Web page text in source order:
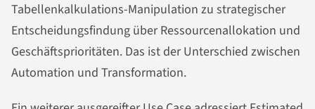
Tabellenkalkulations-Manipulation zu strategischer
Entscheidungsfindung über Ressourcenallokation und
Geschäftsprioritäten. Das ist der Unterschied zwischen
Automation und Transformation.